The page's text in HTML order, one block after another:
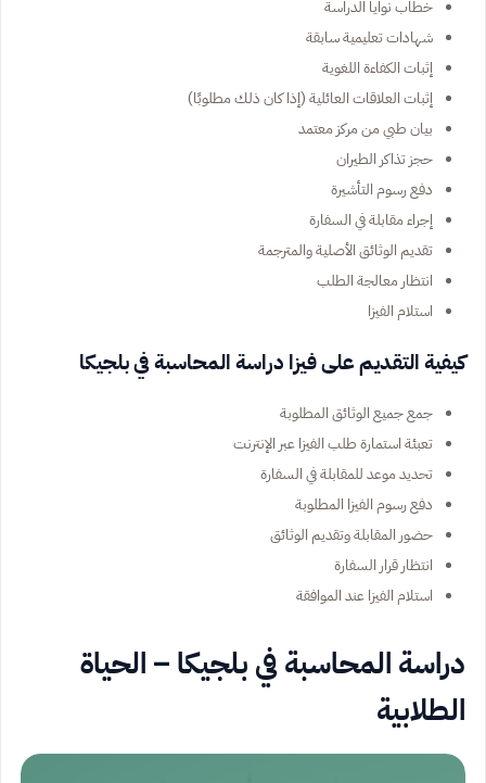
خطاب نوايا الدراسة
شهادات تعليمية سابقة
إثبات الكفاءة اللغوية
إثبات العلاقات العائلية (إذا كان ذلك مطلوبًا)
بيان طبي من مركز معتمد
حجز تذاكر الطيران
دفع رسوم التأشيرة
إجراء مقابلة في السفارة
تقديم الوثائق الأصلية والمترجمة
انتظار معالجة الطلب
استلام الفيزا
كيفية التقديم على فيزا دراسة المحاسبة في بلجيكا
جمع جميع الوثائق المطلوبة
تعبئة استمارة طلب الفيزا عبر الإنترنت
تحديد موعد للمقابلة في السفارة
دفع رسوم الفيزا المطلوبة
حضور المقابلة وتقديم الوثائق
انتظار قرار السفارة
استلام الفيزا عند الموافقة
دراسة المحاسبة في بلجيكا – الحياة
الطلابية